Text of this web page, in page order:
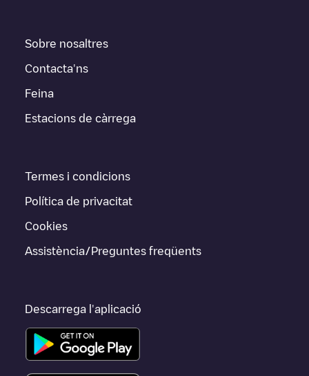
Sobre nosaltres
Contacta'ns
Feina
Estacions de càrrega
Termes i condicions
Política de privacitat
Cookies
Assistència/Preguntes freqüents
Descarrega l'aplicació